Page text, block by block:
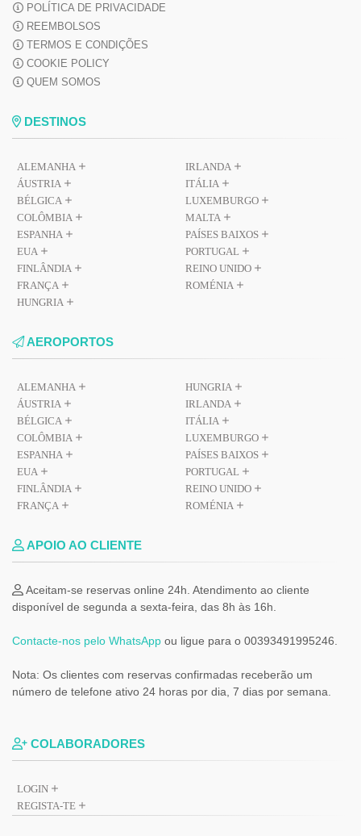
POLÍTICA DE PRIVACIDADE
REEMBOLSOS
TERMOS E CONDIÇÕES
COOKIE POLICY
QUEM SOMOS
DESTINOS
ALEMANHA
ÁUSTRIA
BÉLGICA
COLÔMBIA
ESPANHA
EUA
FINLÂNDIA
FRANÇA
HUNGRIA
IRLANDA
ITÁLIA
LUXEMBURGO
MALTA
PAÍSES BAIXOS
PORTUGAL
REINO UNIDO
ROMÉNIA
AEROPORTOS
ALEMANHA
ÁUSTRIA
BÉLGICA
COLÔMBIA
ESPANHA
EUA
FINLÂNDIA
FRANÇA
HUNGRIA
IRLANDA
ITÁLIA
LUXEMBURGO
PAÍSES BAIXOS
PORTUGAL
REINO UNIDO
ROMÉNIA
APOIO AO CLIENTE
Aceitam-se reservas online 24h. Atendimento ao cliente
disponível de segunda a sexta-feira, das 8h às 16h.
Contacte-nos pelo WhatsApp ou ligue para o 00393491995246.
Nota: Os clientes com reservas confirmadas receberão um
número de telefone ativo 24 horas por dia, 7 dias por semana.
COLABORADORES
LOGIN
REGISTA-TE